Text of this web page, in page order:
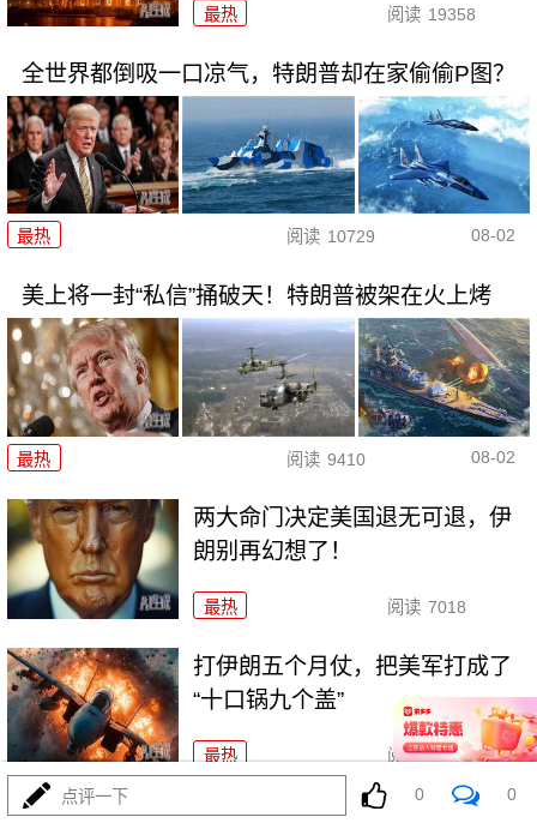
最热 阅读 19358
全世界都倒吸一口凉气，特朗普却在家偷偷P图？
最热 阅读 10729 08-02
美上将一封“私信”捅破天！特朗普被架在火上烤
最热 阅读 9410 08-02
两大命门决定美国退无可退，伊
朗别再幻想了！
最热 阅读 7018
打伊朗五个月仗，把美军打成了
“十口锅九个盖”
最热 阅读 5488
特朗普要对伊朗“断气断电”？这豪
点评一下 0 0